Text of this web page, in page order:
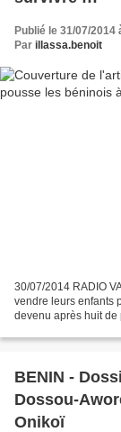
Publié le 31/07/2014
Par illassa.benoit
30/07/2014 RADIO
vendre leurs enfants
devenu après huit de
BENIN -
Dossou-
Onikoï